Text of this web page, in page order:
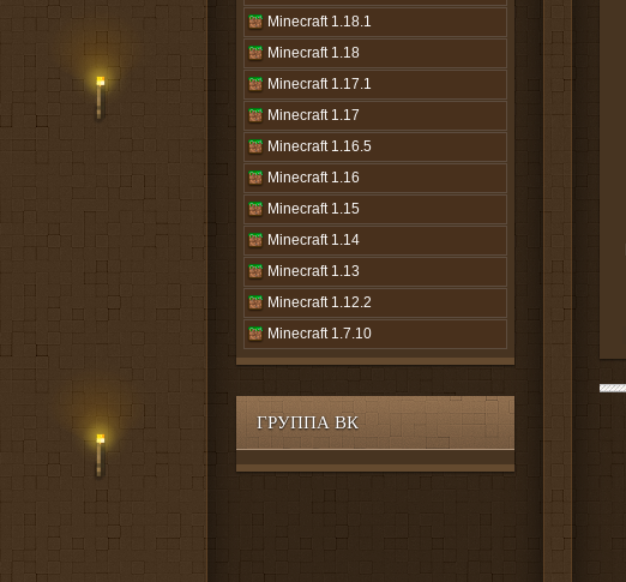
Minecraft 1.18.1
Minecraft 1.18
Minecraft 1.17.1
Minecraft 1.17
Minecraft 1.16.5
Minecraft 1.16
Minecraft 1.15
Minecraft 1.14
Minecraft 1.13
Minecraft 1.12.2
Minecraft 1.7.10
ГРУППА ВК